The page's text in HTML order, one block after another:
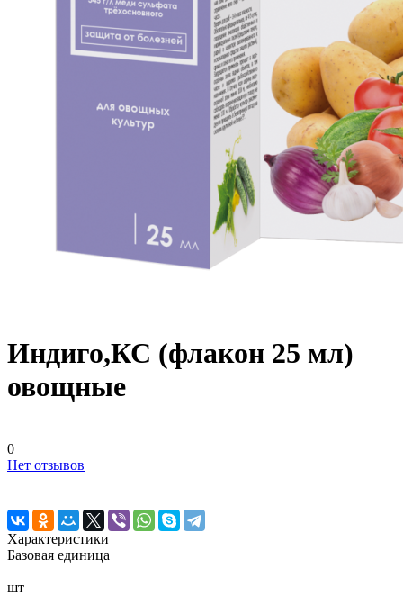
Индиго,КС (флакон 25 мл)
овощные
0
Нет отзывов
Характеристики
Базовая единица
—
шт